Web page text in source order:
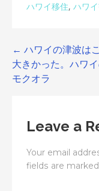
ハワイ移住, ハワ
Post
navigation
← ハワイの津波は
大きかった。ハワ
モクオラ
Leave a
Your email
fields are marked